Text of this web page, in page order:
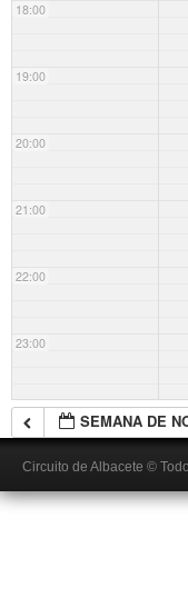
18:00
19:00
20:00
21:00
22:00
23:00
SEMANA DE
Circuito de Albacete ©